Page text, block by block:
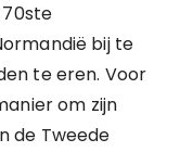
bij te
te eren. Voor
om zijn
de Tweede